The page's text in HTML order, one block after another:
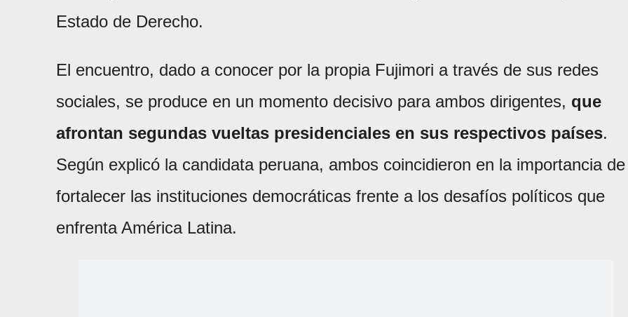
Estado de Derecho.
El encuentro, dado a conocer por la propia Fujimori a través de sus redes
sociales, se produce en un momento decisivo para ambos dirigentes, que
afrontan segundas vueltas presidenciales en sus respectivos países.
Según explicó la candidata peruana, ambos coincidieron en la importancia de
fortalecer las instituciones democráticas frente a los desafíos políticos que
enfrenta América Latina.